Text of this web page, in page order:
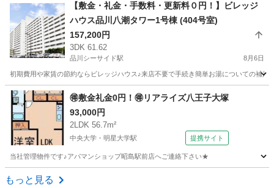
【敷金・礼金・手数料・更新料０円！】ビレッジ
ハウス品川八潮タワー1号棟 (404号室)
157,200円
3DK 61.62
品川シーサイド駅 8月6日
初期費用や家賃の節約ならビレッジハウス♪来店不要で手続き簡単お湯についての補
東京 品川区 品川シーサイド駅 アパート 徒歩
🉐敷金礼金0円！🉐リアライズ八王子大塚
93,000円
2LDK 56.7m²
中央大学・明星大学駅 提携サイト
当社管理物件です♪アパマンショップ昭島駅前店へご連絡下さい★
東京 八王子市
もっと見る